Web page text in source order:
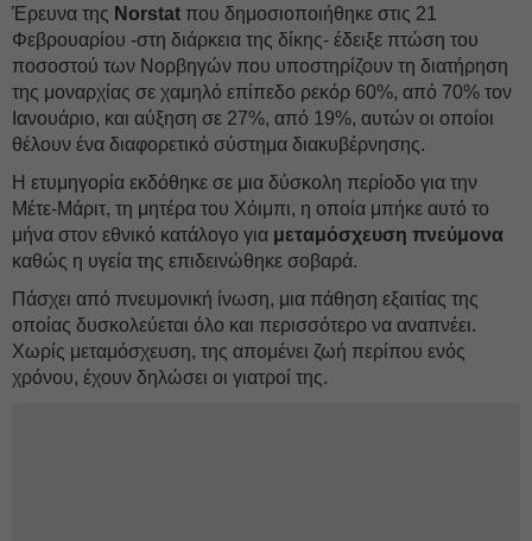
Έρευνα της Norstat που δημοσιοποιήθηκε στις 21
Φεβρουαρίου -στη διάρκεια της δίκης- έδειξε πτώση του
ποσοστού των Νορβηγών που υποστηρίζουν τη διατήρηση
της μοναρχίας σε χαμηλό επίπεδο ρεκόρ 60%, από 70% τον
Ιανουάριο, και αύξηση σε 27%, από 19%, αυτών οι οποίοι
θέλουν ένα διαφορετικό σύστημα διακυβέρνησης.
Η ετυμηγορία εκδόθηκε σε μια δύσκολη περίοδο για την
Μέτε-Μάριτ, τη μητέρα του Χόιμπι, η οποία μπήκε αυτό το
μήνα στον εθνικό κατάλογο για μεταμόσχευση πνεύμονα
καθώς η υγεία της επιδεινώθηκε σοβαρά.
Πάσχει από πνευμονική ίνωση, μια πάθηση εξαιτίας της
οποίας δυσκολεύεται όλο και περισσότερο να αναπνέει.
Χωρίς μεταμόσχευση, της απομένει ζωή περίπου ενός
χρόνου, έχουν δηλώσει οι γιατροί της.